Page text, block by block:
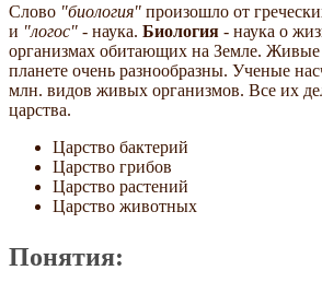
Слово "биология" произошло от
и "логос" - наука. Биология - наука о
организмах обитающих на Земле.
планете очень разнообразны. Ученые
млн. видов живых организмов. Все их
царства.
Царство бактерий
Царство грибов
Царство растений
Царство животных
Понятия: